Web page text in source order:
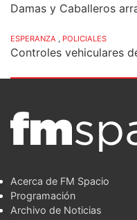
Damas y Caballeros
ESPERANZA , POLICIALES
Controles vehiculares
Acerca de FM Spacio
Programación
Archivo de Noticias